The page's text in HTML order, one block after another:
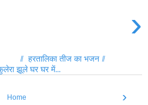
›
तीज का भजन //
झूले घर घर में...
›
Home